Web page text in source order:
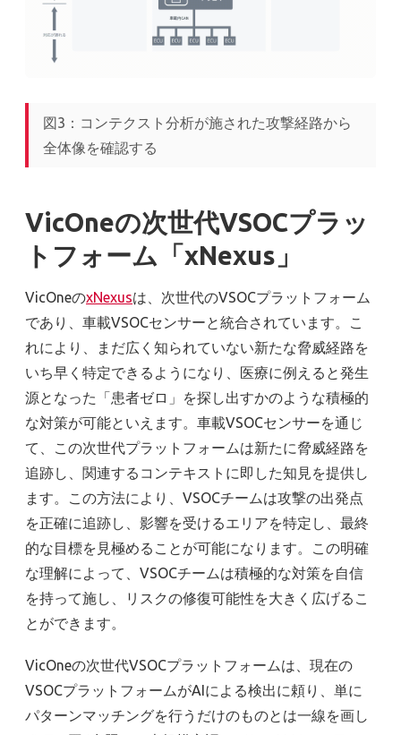
図3：コンテクスト分析が施された攻撃経路から
全体像を確認する
VicOneの次世代VSOCプラッ
トフォーム「xNexus」
VicOneのxNexusは、次世代のVSOCプラットフォーム
であり、車載VSOCセンサーと統合されています。こ
れにより、まだ広く知られていない新たな脅威経路を
いち早く特定できるようになり、医療に例えると発生
源となった「患者ゼロ」を探し出すかのような積極的
な対策が可能といえます。車載VSOCセンサーを通じ
て、この次世代プラットフォームは新たに脅威経路を
追跡し、関連するコンテキストに即した知見を提供し
ます。この方法により、VSOCチームは攻撃の出発点
を正確に追跡し、影響を受けるエリアを特定し、最終
的な目標を見極めることが可能になります。この明確
な理解によって、VSOCチームは積極的な対策を自信
を持って施し、リスクの修復可能性を大きく広げるこ
とができます。
VicOneの次世代VSOCプラットフォームは、現在の
VSOCプラットフォームがAIによる検出に頼り、単に
パターンマッチングを行うだけのものとは一線を画し